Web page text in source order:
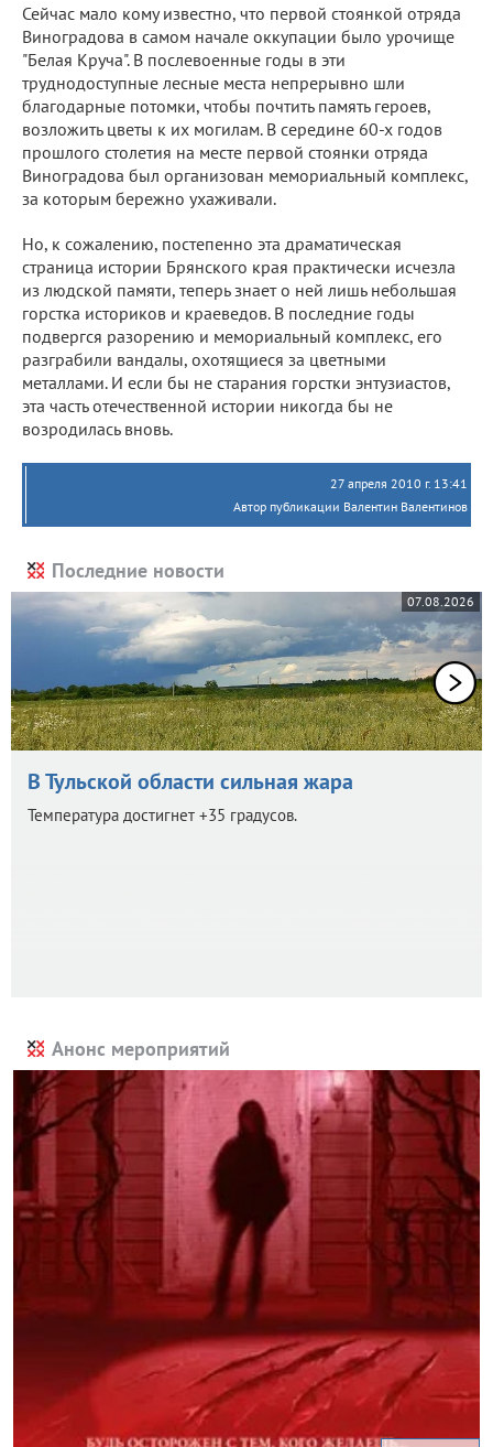
Сейчас мало кому известно, что первой стоянкой отряда
Виноградова в самом начале оккупации было урочище
"Белая Круча". В послевоенные годы в эти
труднодоступные лесные места непрерывно шли
благодарные потомки, чтобы почтить память героев,
возложить цветы к их могилам. В середине 60-х годов
прошлого столетия на месте первой стоянки отряда
Виноградова был организован мемориальный комплекс,
за которым бережно ухаживали.
Но, к сожалению, постепенно эта драматическая
страница истории Брянского края практически исчезла
из людской памяти, теперь знает о ней лишь небольшая
горстка историков и краеведов. В последние годы
подвергся разорению и мемориальный комплекс, его
разграбили вандалы, охотящиеся за цветными
металлами. И если бы не старания горстки энтузиастов,
эта часть отечественной истории никогда бы не
возродилась вновь.
27 апреля 2010 г. 13:41
Автор публикации Валентин Валентинов
Последние новости
07.08.2026
В Тульской области сильная жара
Температура достигнет +35 градусов.
Анонс мероприятий